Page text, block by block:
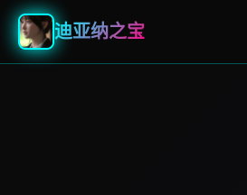
迪亚纳之宝